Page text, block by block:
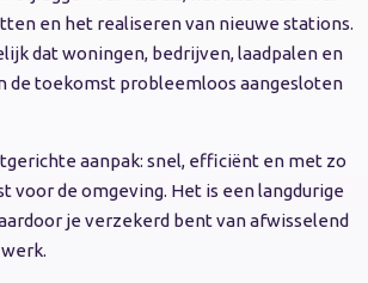
en het realiseren van nieuwe stations.
dat woningen, bedrijven, laadpalen en
de toekomst probleemloos aangesloten
aanpak: snel, efficiënt en met zo
voor de omgeving. Het is een langdurige
je verzekerd bent van afwisselend